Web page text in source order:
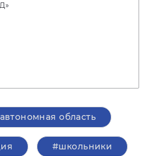
область
#школьники